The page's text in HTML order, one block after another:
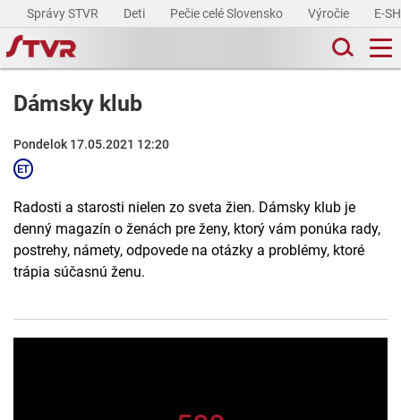
Správy STVR Deti Pečie celé Slovensko Výročie E-
Dámsky klub
Pondelok 17.05.2021 12:20
Radosti a starosti nielen zo sveta žien. Dámsky klub je
denný magazín o ženách pre ženy, ktorý vám ponúka rady,
postrehy, námety, odpovede na otázky a problémy, ktoré
trápia súčasnú ženu.